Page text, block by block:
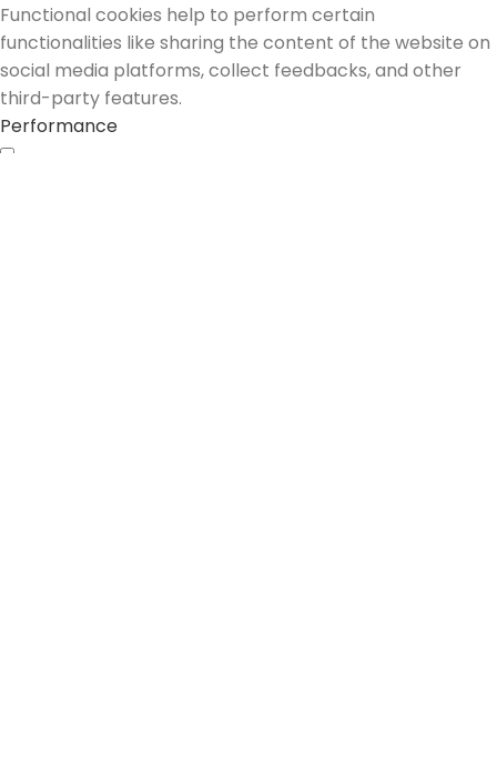
Functional cookies help to perform certain
functionalities like sharing the content of the website on
social media platforms, collect feedbacks, and other
third-party features.
Performance